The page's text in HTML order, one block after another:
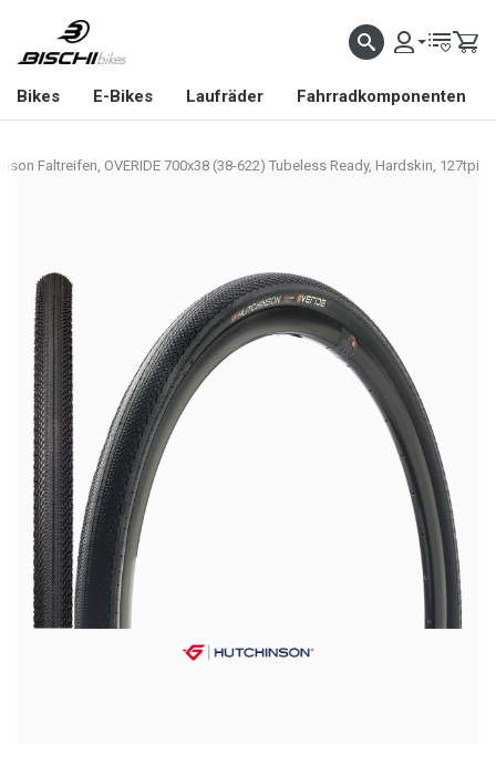
Bikes E-Bikes Laufräder Fahrradkomponenten
Faltreifen, OVERIDE 700x38 (38-622) Tubeless Ready, Hardskin, 127tpi